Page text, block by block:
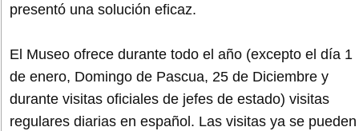
presentó una solución eficaz.
El Museo ofrece durante todo el año (excepto el día 1
de enero, Domingo de Pascua, 25 de Diciembre y
durante visitas oficiales de jefes de estado) visitas
regulares diarias en español. Las visitas ya se pueden